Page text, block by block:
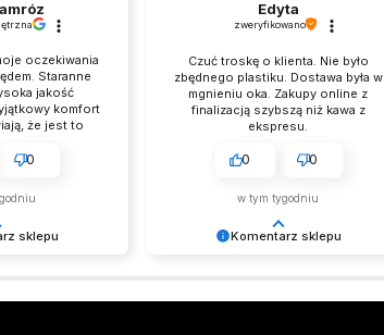
sklepu
oczekiwania
Staranne
jakość
komfort
że jest to
niezwykle
produkt.
0
Komentarz sklepu
Edyta
zweryfikowano
Czuć troskę o klienta. Nie było
zbędnego plastiku. Dostawa była w
mgnieniu oka. Zakupy online z
finalizacją szybszą niż kawa z
ekspresu.
0 0
w tym tygodniu